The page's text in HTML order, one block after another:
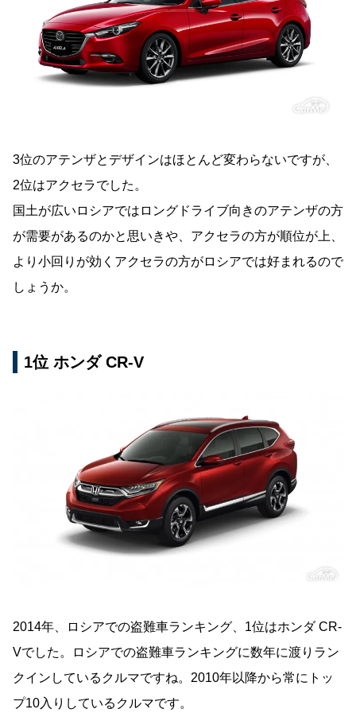
3位のアテンザとデザインはほとんど変わらないですが、
2位はアクセラでした。
国土が広いロシアではロングドライブ向きのアテンザの方
が需要があるのかと思いきや、アクセラの方が順位が上、
より小回りが効くアクセラの方がロシアでは好まれるので
しょうか。
1位 ホンダ CR-V
2014年、ロシアでの盗難車ランキング、1位はホンダ CR-
Vでした。ロシアでの盗難車ランキングに数年に渡りラン
クインしているクルマですね。2010年以降から常にトッ
プ10入りしているクルマです。